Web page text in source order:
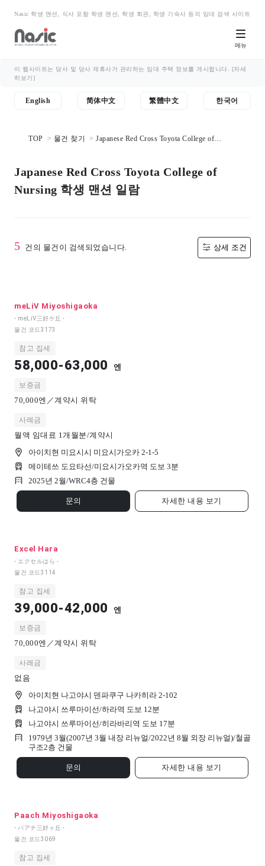
Nasic 학생 맨션, 식사 포함 학생 맨션, 학생 회관, 학생 기숙사 등의 임대 검색 사이트
메뉴
이 웹사이트는 당사 및 당사 제휴사가 관리하는 임대 주택 정보를 게시합니다. [자세
히보기]
English 简体中文 繁體中文 한국어
TOP 물건 찾기
Japanese Red Cross Toyota College of
Japanese Red Cross Toyota College of
Nursing 학생 맨션 일람
5 건의 물건이 검색되었습니다. 상세 조건
meLiV Miyoshigaoka
- meLiV三好ケ丘 -
물건 코드 3173
참고 집세
58,000-63,000 엔
보증금
70,000엔／계약시 위탁
사례금
월액 임대료 1개월분/계약시
아이치현 미요시시 미요시가오카 2-1-5
메이테쓰 도요타선/미요시가오카역 도보 3분
2025년 2월/WRC4층 건물
문의 자세한 내용 보기
Excel Hara
- エクセルはら -
물건 코드 3114
참고 집세
39,000-42,000 엔
보증금
70,000엔／계약시 위탁
사례금
없음
아이치현 나고야시 덴파쿠구 나카히라 2-102
나고야시 쓰루마이선/하라역 도보 12분
나고야시 쓰루마이선/히라바리역 도보 17분
1979년 3월(2007년 3월 내장 리뉴얼/2022년 8월 외장 리뉴얼)/철골
구조2층 건물
문의 자세한 내용 보기
Paach Miyoshigaoka
- パアチ三好ヶ丘 -
물건 코드 3069
참고 집세